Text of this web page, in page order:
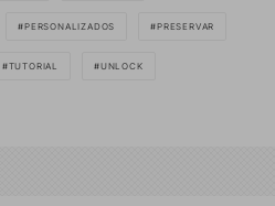
PERSONALIZADOS PRESERVAR
TUTORIAL UNLOCK